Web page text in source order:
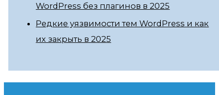
WordPress без плагинов в 2025
Редкие уязвимости тем WordPress и как
их закрыть в 2025